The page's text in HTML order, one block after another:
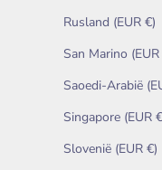
Rusland (EUR €)
San Marino (EUR
Saoedi-Arabië
Singapore (EUR
Slovenië (EUR €)